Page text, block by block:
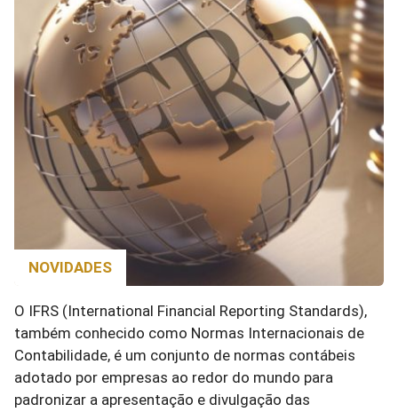
NOVIDADES
O IFRS (International Financial Reporting Standards),
também conhecido como Normas Internacionais de
Contabilidade, é um conjunto de normas contábeis
adotado por empresas ao redor do mundo para
padronizar a apresentação e divulgação das